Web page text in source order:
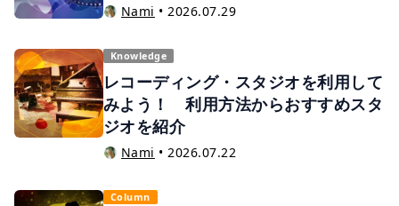
Nami •2026.07.29
Knowledge
レコーディング・スタジオを利用して
みよう！ 利用方法からおすすめスタ
ジオを紹介
Nami •2026.07.22
Column